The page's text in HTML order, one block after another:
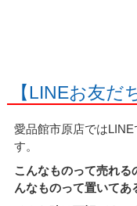
【LINEお友だ
愛品館市原店では
す。
こんなものって売れる
んなものって置いてあ